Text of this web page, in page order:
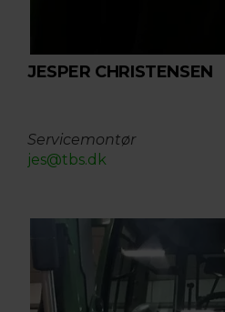
JESPER CHRISTENSEN
Servicemontør
jes@tbs.dk